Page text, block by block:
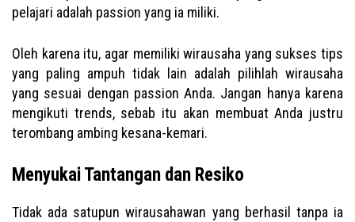
pelajari adalah passion yang ia miliki.
Oleh karena itu, agar memiliki wirausaha yang sukses tips
yang paling ampuh tidak lain adalah pilihlah wirausaha
yang sesuai dengan passion Anda. Jangan hanya karena
mengikuti trends, sebab itu akan membuat Anda justru
terombang ambing kesana-kemari.
Menyukai Tantangan dan Resiko
Tidak ada satupun wirausahawan yang berhasil tanpa ia